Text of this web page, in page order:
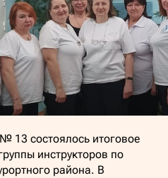
13 состоялось итоговое
инструкторов по
района. В